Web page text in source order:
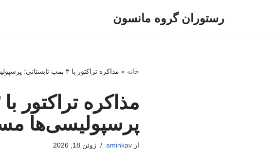
رستوران گروه مانسون
خانه » مذاکره تراکتور با ۳ بمب تابستانی؛ پرسپولیسی‌ها مسافر تبریز می‌شوند؟
پرسپولیسی‌ها
ازaminkav ژوئن 18, 2026